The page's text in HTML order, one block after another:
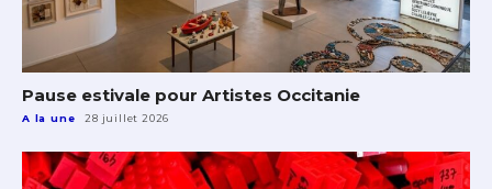
Pause estivale pour Artistes Occitanie
A la une 28 juillet 2026